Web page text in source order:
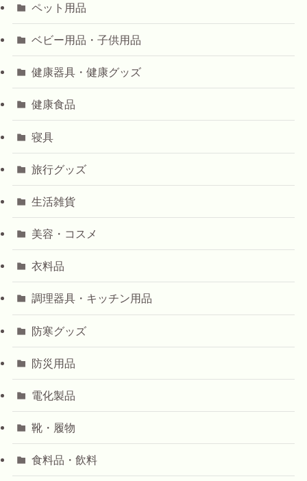
ペット用品
ベビー用品・子供用品
健康器具・健康グッズ
健康食品
寝具
旅行グッズ
生活雑貨
美容・コスメ
衣料品
調理器具・キッチン用品
防寒グッズ
防災用品
電化製品
靴・履物
食料品・飲料